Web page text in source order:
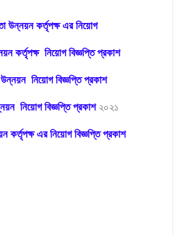
উন্নয়ন কর্তৃপক্ষ এর নিয়োগ
কর্তৃপক্ষ নিয়োগ বিজ্ঞপ্তি প্রকাশ
উন্নয়ন নিয়োগ বিজ্ঞপ্তি প্রকাশ
নিয়োগ বিজ্ঞপ্তি প্রকাশ২০২১
কর্তৃপক্ষ এর নিয়োগ বিজ্ঞপ্তি প্রকাশ